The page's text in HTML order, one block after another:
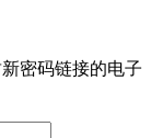
密码链接的电子